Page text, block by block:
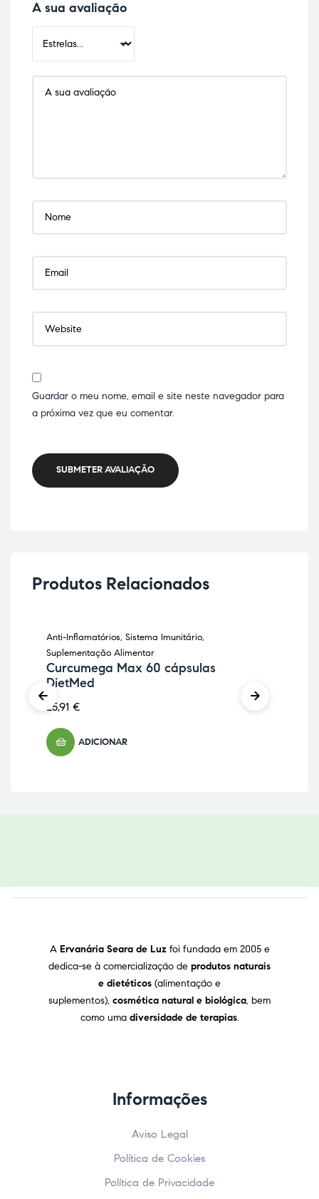
A sua avaliação
Guardar o meu nome, email e site neste navegador para
a próxima vez que eu comentar.
SUBMETER AVALIAÇÃO
Produtos Relacionados
Anti-Inflamatórios, Sistema Imunitário,
Suplementação Alimentar
Curcumega Max 60 cápsulas
DietMed
25,91 €
ADICIONAR
A Ervanária Seara de Luz foi fundada em 2005 e
dedica-se à comercialização de produtos naturais
e dietéticos (alimentação e
suplementos), cosmética natural e biológica, bem
como uma diversidade de terapias.
Informações
Aviso Legal
Política de Cookies
Política de Privacidade